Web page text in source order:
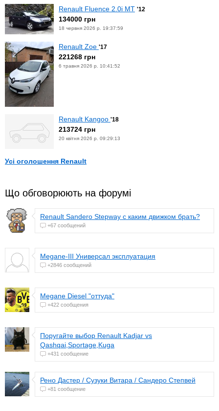
Renault Fluence 2.0i MT '12
134000 грн
18 червня 2026 р. 19:37:59
Renault Zoe '17
221268 грн
6 травня 2026 р. 10:41:52
Renault Kangoo '18
213724 грн
20 квітня 2026 р. 09:29:13
Усі оголошення Renault
Що обговорюють на форумі
Renault Sandero Stepway с каким движком брать?
+67 сообщений
Megane-III Универсал эксплуатация
+2846 сообщений
Megane Diesel "оттуда"
+422 сообщения
Поругайте выбор Renault Kadjar vs
Qashqai,Sportage,Kuga
+431 сообщение
Рено Дастер / Сузуки Витара / Сандеро Степвей
+81 сообщение